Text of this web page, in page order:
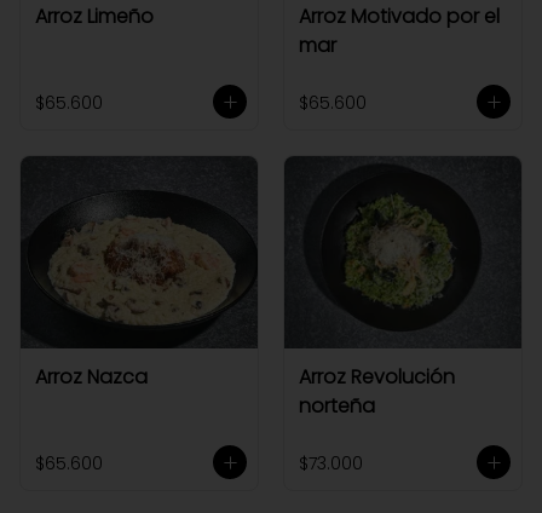
Arroz Limeño
$65.600
Arroz Motivado por el
mar
$65.600
Arroz Nazca
$65.600
Arroz Revolución
norteña
$73.000